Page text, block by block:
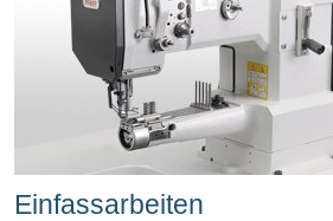
Einfassarbeiten